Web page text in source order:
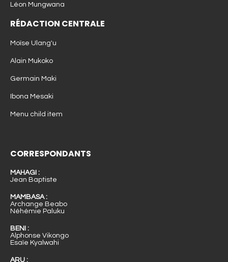
Léon Mungwana
RÉDACTION CENTRALE
Moïse Ulang'u
Alain Mukoko
Germain Maki
Ibona Mesaki
Menu child item
CORRESPONDANTS
MAHAGI :
Jean Baptiste
MAMBASA :
Archange Beabo
Néhémie Paluku
BENI :
Alphonse Vikongo
Esaïe Kyalwahi
ARU :